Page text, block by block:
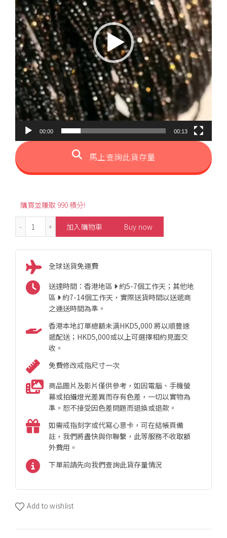
00:00 00:13
馬上查詢此貨存量
購買並賺取 990 積分!
18K Fashion Black Spinel Necklace 數量
加入購物車 Buy now
全球送貨免運費
送達時間：香港地區
約5-7個工作天；其他地
區
約7-14個工作天，實際送貨時間以送遞商
之運送時間為準。
香港本地訂單總額未满HKD5,000 將以順豐速
遞配送；HKD5,000或以上可選擇相約見面交
收。
免費修改戒指尺寸一次
商品圖片及影片僅供參考，如因電腦、手機螢
幕或拍攝燈光差異而存有色差，一切以實物為
準。恕不接受因色差問題而退換或退款。
如需戒指刻字或代寫心意卡，可在結帳頁備
註，我們將盡快與你聯繫，此等服務不收取額
外費用。
下單前請先向我們查詢此貨存量情況
Add to wishlist